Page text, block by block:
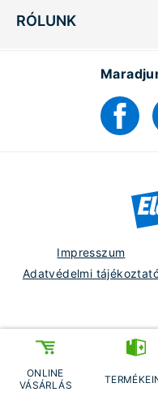
RÓLUNK
Impresszum
Adatvédelmi
PM-HU-22-0282
©2026 Elanco és
ONLINE
VÁSÁRLÁS